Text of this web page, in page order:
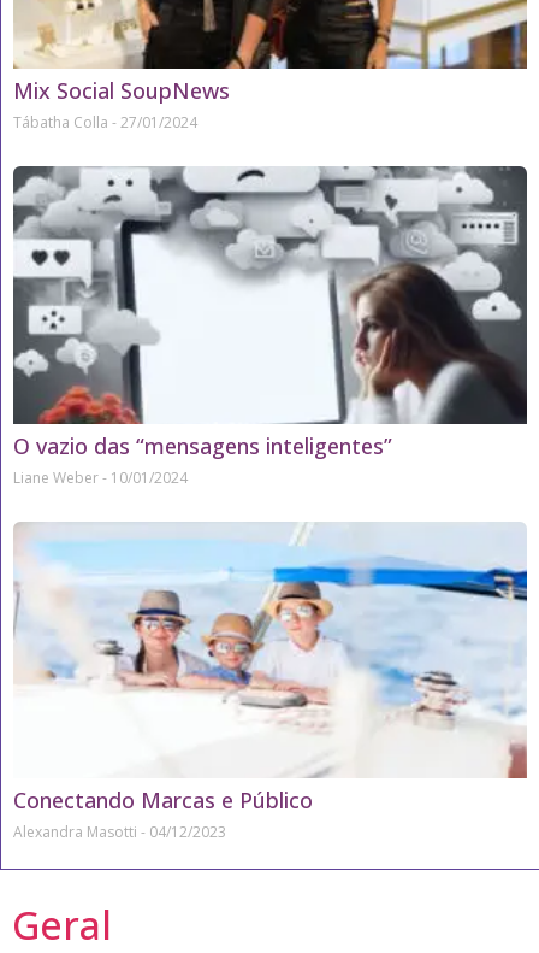
Mix Social SoupNews
Tábatha Colla 27/01/2024
O vazio das “mensagens inteligentes”
Liane Weber 10/01/2024
Conectando Marcas e Público
Alexandra Masotti 04/12/2023
Geral